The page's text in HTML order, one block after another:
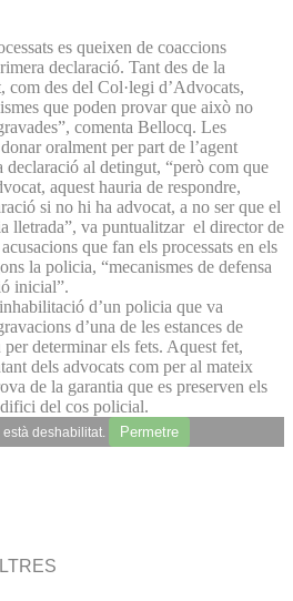
es queixen de coaccions
declaració. Tant des de la
com des del Col·legi d’Advocats,
que poden provar que això no
comenta Bellocq. Les
oralment per part de l’agent
al detingut, “però com que
aquest hauria de respondre,
si no hi ha advocat, a no ser que el
lletrada”, va puntualitzar el director de
que fan els processats en els
la policia, “mecanismes de defensa
inicial”.
d’un policia que va
d’una de les estances de
determinar els fets. Aquest fet,
dels advocats com per al mateix
de la garantia que es preserven els
del cos policial.
deshabilitat. Permetre